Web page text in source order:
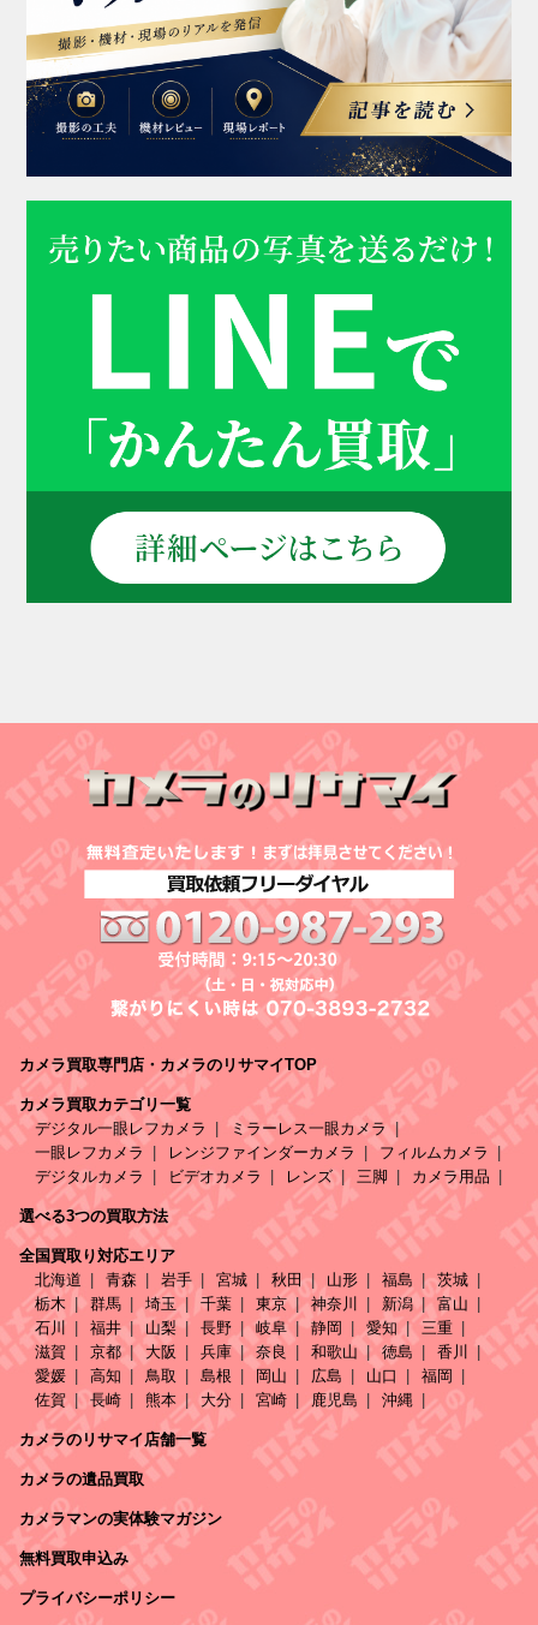
カメラ買取専門店・カメラのリサマイTOP
カメラ買取カテゴリ一覧
デジタル一眼レフカメラ
ミラーレス一眼カメラ
一眼レフカメラ
レンジファインダーカメラ
フィルムカメラ
デジタルカメラ
ビデオカメラ レンズ 三脚 カメラ用品
選べる3つの買取方法
全国買取り対応エリア
北海道
青森 岩手 宮城 秋田 山形 福島
茨城
栃木
群馬 埼玉 千葉 東京 神奈川 新潟
富山
石川
福井 山梨 長野 岐阜 静岡 愛知
三重
滋賀
京都 大阪 兵庫 奈良 和歌山 徳島
香川
愛媛
高知 鳥取 島根 岡山 広島 山口
福岡
佐賀
長崎 熊本 大分 宮崎 鹿児島 沖縄
カメラのリサマイ店舗一覧
カメラの遺品買取
カメラマンの実体験マガジン
無料買取申込み
プライバシーポリシー